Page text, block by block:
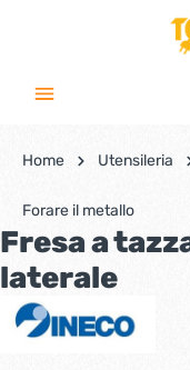
Home Utensileria
Forare il metallo
Fresa a
laterale